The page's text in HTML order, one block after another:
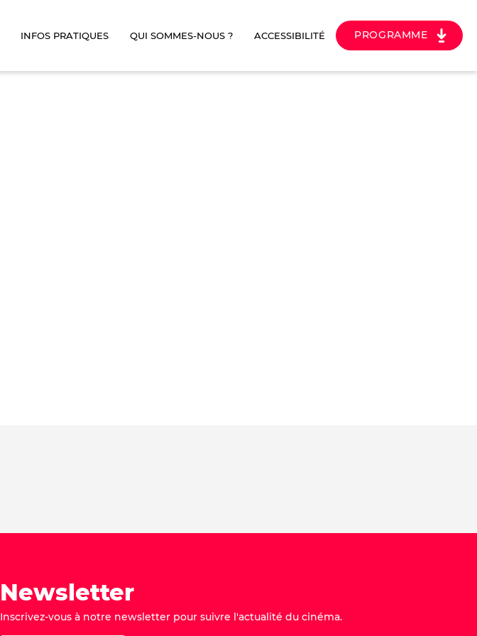
INFOS PRATIQUES QUI SOMMES-NOUS ? ACCESSIBILITÉ PROGRAMME
Newsletter
Inscrivez-vous à notre newsletter pour suivre l'actualité du cinéma.